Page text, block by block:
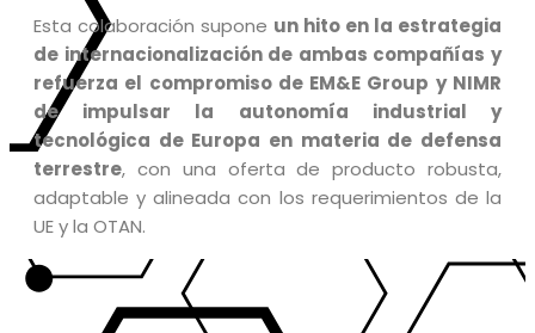
Esta colaboración supone un hito en la estrategia
de internacionalización de ambas compañías y
refuerza el compromiso de EM&E Group y NIMR
de impulsar la autonomía industrial y
tecnológica de Europa en materia de defensa
terrestre, con una oferta de producto robusta,
adaptable y alineada con los requerimientos de la
UE y la OTAN.